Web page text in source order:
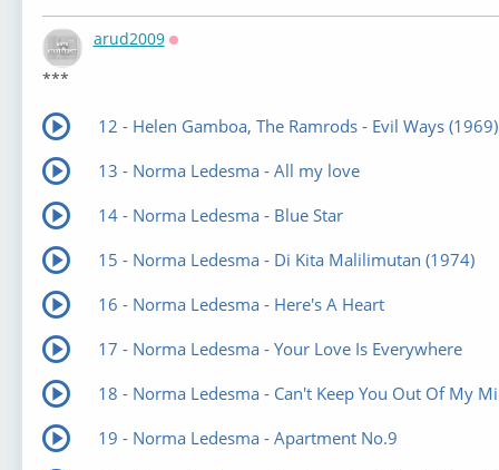
arud2009
***
12 - Helen Gamboa, The Ramrods - Evil Ways (1969)
13 - Norma Ledesma - All my love
14 - Norma Ledesma - Blue Star
15 - Norma Ledesma - Di Kita Malilimutan (1974)
16 - Norma Ledesma - Here's A Heart
17 - Norma Ledesma - Your Love Is Everywhere
18 - Norma Ledesma - Can't Keep You Out Of My
19 - Norma Ledesma - Apartment No.9